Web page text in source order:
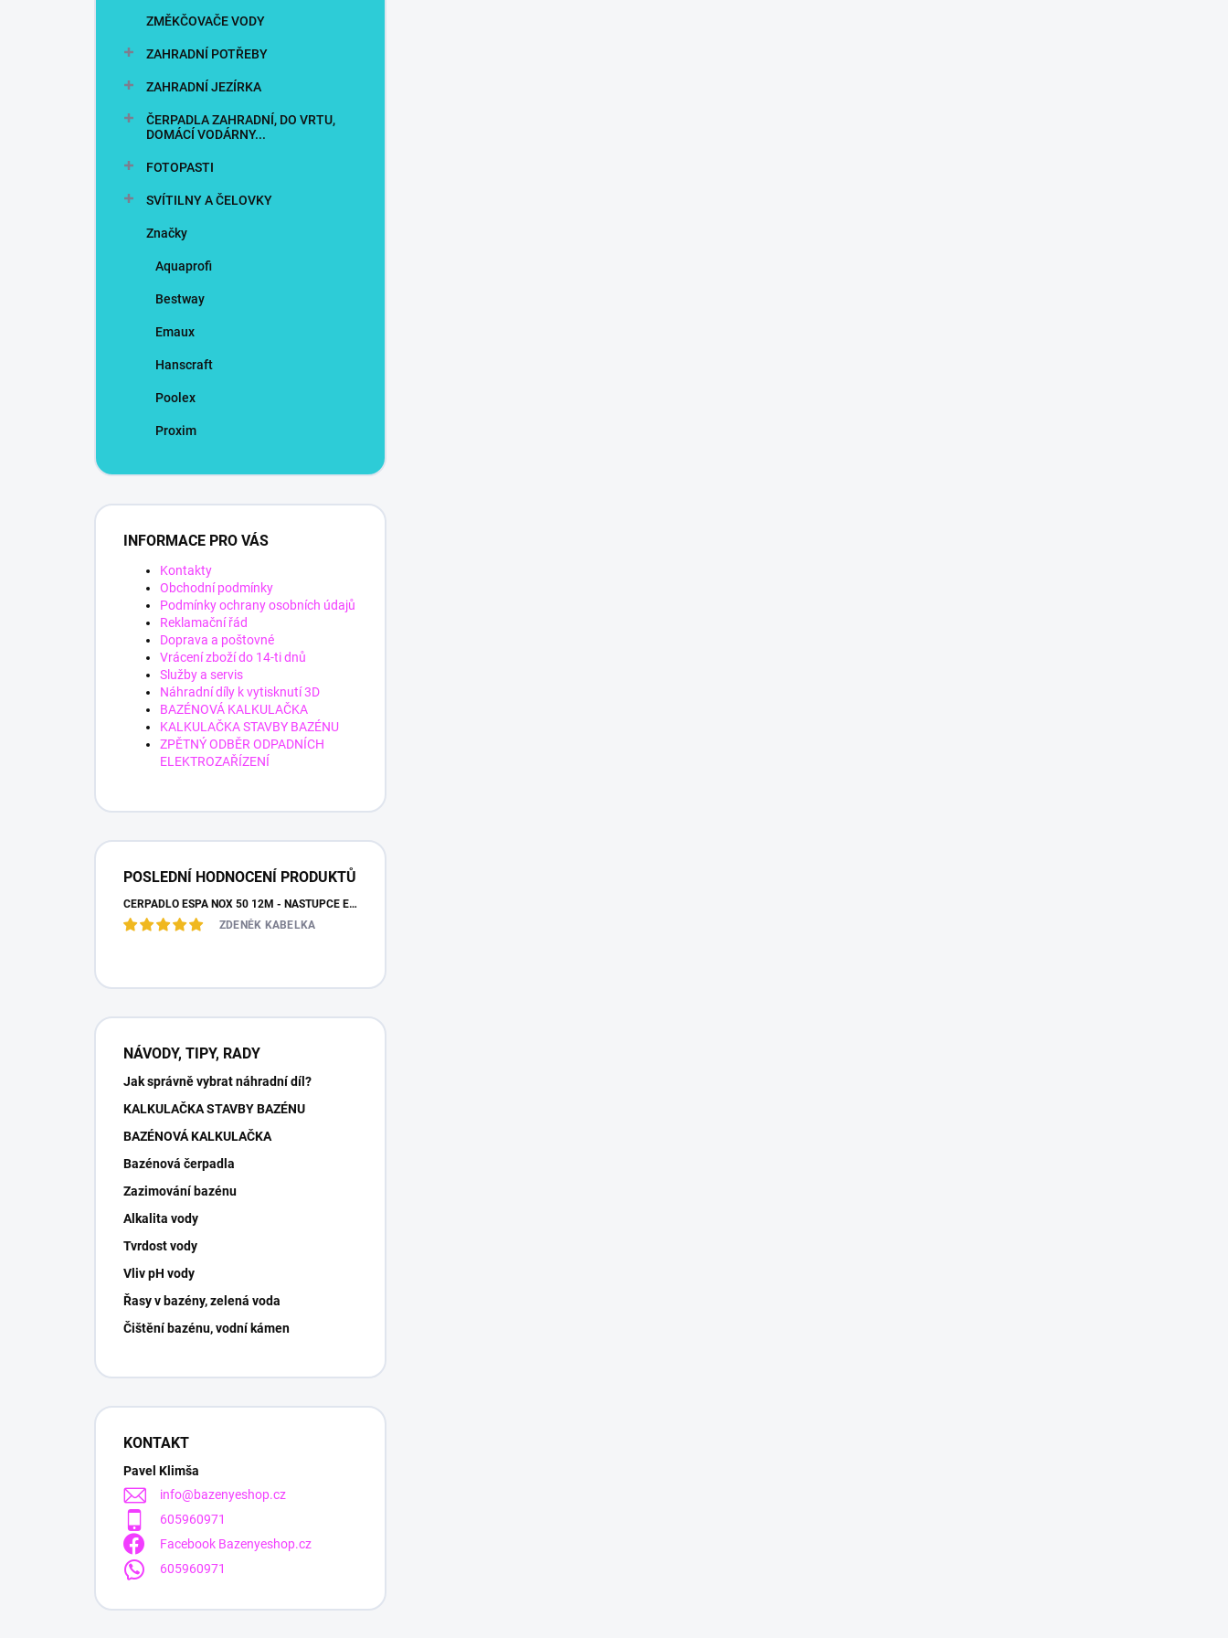
ZMĚKČOVAČE VODY
ZAHRADNÍ POTŘEBY
ZAHRADNÍ JEZÍRKA
ČERPADLA ZAHRADNÍ, DO VRTU,
DOMÁCÍ VODÁRNY...
FOTOPASTI
SVÍTILNY A ČELOVKY
Značky
Aquaprofi
Bestway
Emaux
Hanscraft
Poolex
Proxim
INFORMACE PRO VÁS
Kontakty
Obchodní podmínky
Podmínky ochrany osobních údajů
Reklamační řád
Doprava a poštovné
Vrácení zboží do 14-ti dnů
Služby a servis
Náhradní díly k vytisknutí 3D
BAZÉNOVÁ KALKULAČKA
KALKULAČKA STAVBY BAZÉNU
ZPĚTNÝ ODBĚR ODPADNÍCH
ELEKTROZAŘÍZENÍ
POSLEDNÍ HODNOCENÍ PRODUKTŮ
ČERPADLO ESPA NOX 50 12M - NÁSTUPCE ESPA IRIS
ZDENĚK KABELKA
NÁVODY, TIPY, RADY
Jak správně vybrat náhradní díl?
KALKULAČKA STAVBY BAZÉNU
BAZÉNOVÁ KALKULAČKA
Bazénová čerpadla
Zazimování bazénu
Alkalita vody
Tvrdost vody
Vliv pH vody
Řasy v bazény, zelená voda
Čištění bazénu, vodní kámen
KONTAKT
Pavel Klimša
info@bazenyeshop.cz
605960971
Facebook Bazenyeshop.cz
605960971